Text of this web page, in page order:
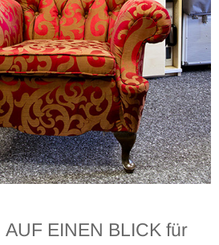
AUF EINEN BLICK für